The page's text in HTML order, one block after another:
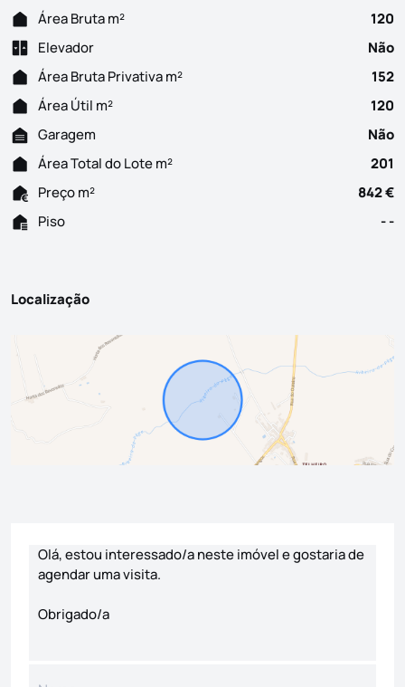
Área Bruta m²
120
Elevador
Não
Área Bruta Privativa m²
152
Área Útil m²
120
Garagem
Não
Área Total do Lote m²
201
Preço m²
842 €
Piso
- -
Localização